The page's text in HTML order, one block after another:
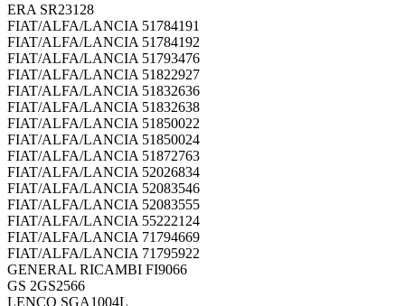
ERA SR23128
FIAT/ALFA/LANCIA 51784191
FIAT/ALFA/LANCIA 51784192
FIAT/ALFA/LANCIA 51793476
FIAT/ALFA/LANCIA 51822927
FIAT/ALFA/LANCIA 51832636
FIAT/ALFA/LANCIA 51832638
FIAT/ALFA/LANCIA 51850022
FIAT/ALFA/LANCIA 51850024
FIAT/ALFA/LANCIA 51872763
FIAT/ALFA/LANCIA 52026834
FIAT/ALFA/LANCIA 52083546
FIAT/ALFA/LANCIA 52083555
FIAT/ALFA/LANCIA 55222124
FIAT/ALFA/LANCIA 71794669
FIAT/ALFA/LANCIA 71795922
GENERAL RICAMBI FI9066
GS 2GS2566
LENCO SGA1004L